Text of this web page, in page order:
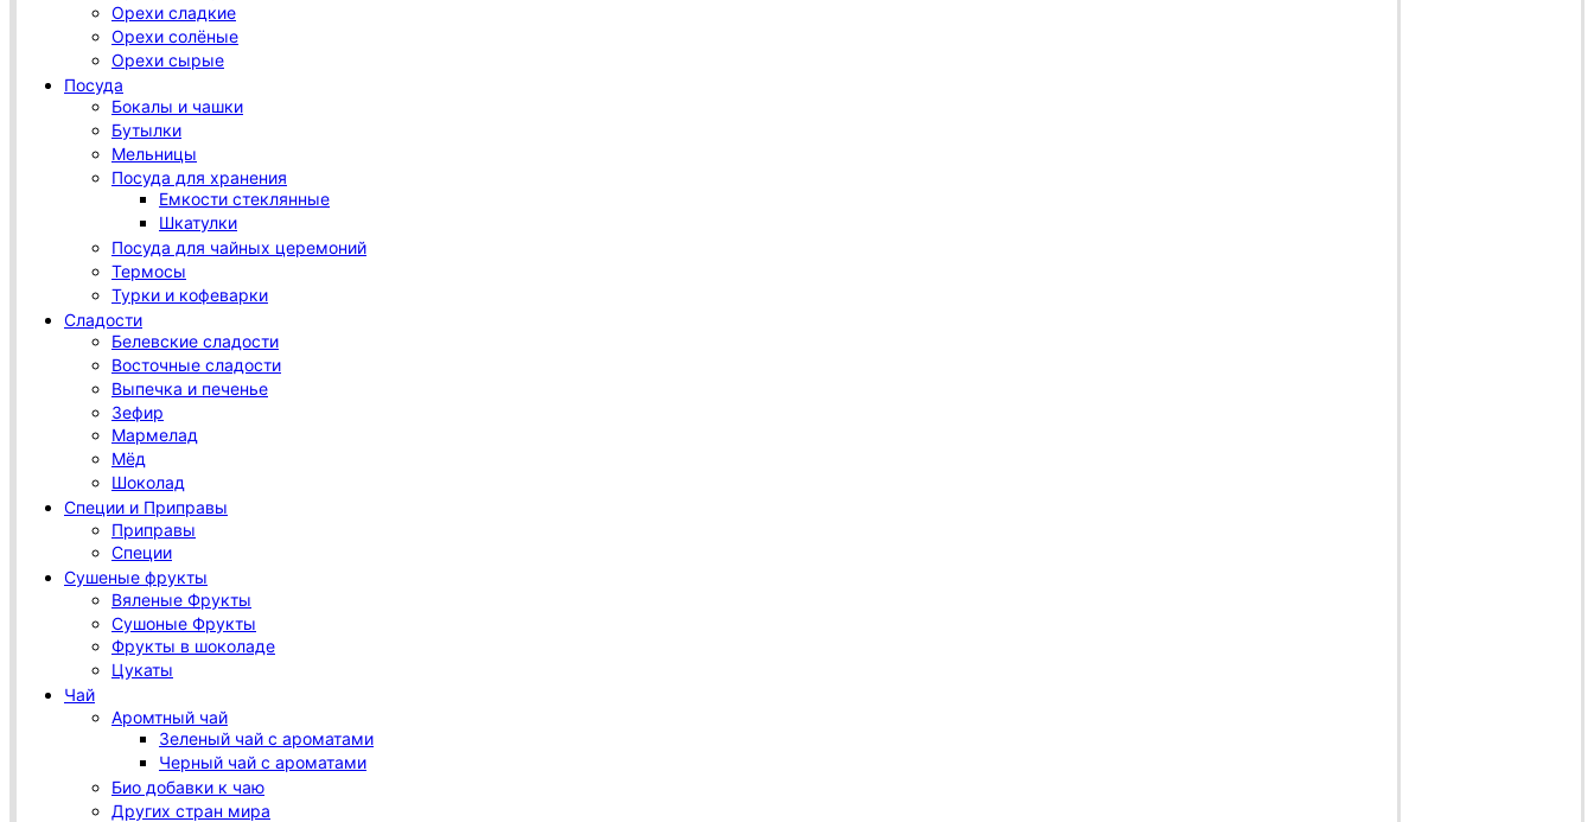
Орехи сладкие
Орехи солёные
Орехи сырые
Посуда
Бокалы и чашки
Бутылки
Мельницы
Посуда для хранения
Емкости стеклянные
Шкатулки
Посуда для чайных церемоний
Термосы
Турки и кофеварки
Сладости
Белевские сладости
Восточные сладости
Выпечка и печенье
Зефир
Мармелад
Мёд
Шоколад
Специи и Приправы
Приправы
Специи
Сушеные фрукты
Вяленые Фрукты
Сушоные Фрукты
Фрукты в шоколаде
Цукаты
Чай
Аромтный чай
Зеленый чай с ароматами
Черный чай с ароматами
Био добавки к чаю
Других стран мира